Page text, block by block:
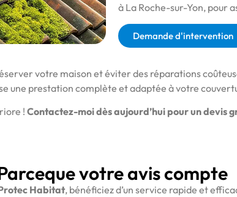
à La Roche-sur-Yon, pour
Demande d'intervention
votre maison et éviter des réparations
une prestation complète et adaptée à votre
! Contactez-moi dès aujourd’hui pour un devis
votre avis compte
Habitat, bénéficiez d’un service rapide et